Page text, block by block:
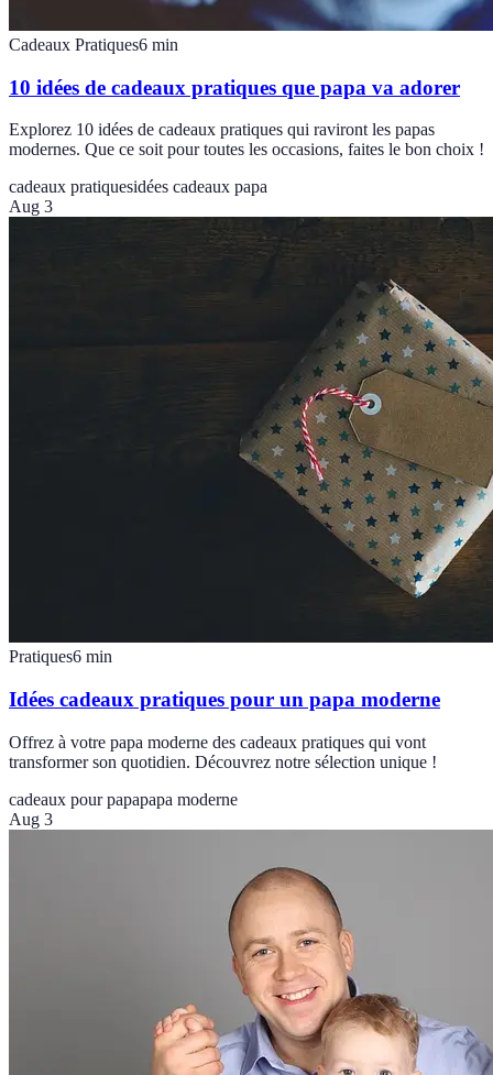
Cadeaux Pratiques6 min
10 idées de cadeaux pratiques que papa va adorer
Explorez 10 idées de cadeaux pratiques qui raviront les papas
modernes. Que ce soit pour toutes les occasions, faites le bon choix !
cadeaux pratiquesidées cadeaux papa
Aug 3
Pratiques6 min
Idées cadeaux pratiques pour un papa moderne
Offrez à votre papa moderne des cadeaux pratiques qui vont
transformer son quotidien. Découvrez notre sélection unique !
cadeaux pour papapapa moderne
Aug 3